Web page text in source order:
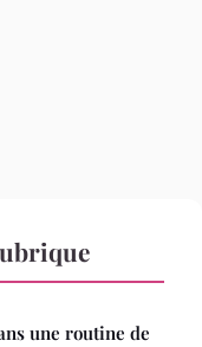
une routine de